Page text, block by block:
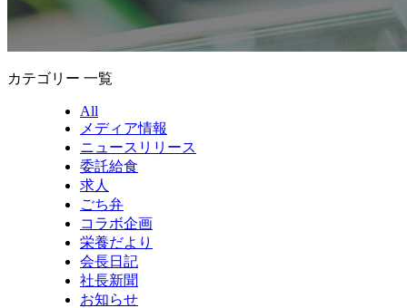
カテゴリー 一覧
All
メディア情報
ニュースリリース
委託給食
求人
ごち弁
コラボ企画
栄養だより
会長日記
社長新聞
お知らせ